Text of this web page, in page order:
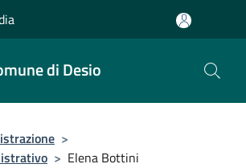
di Desio
>
> Elena Bottini